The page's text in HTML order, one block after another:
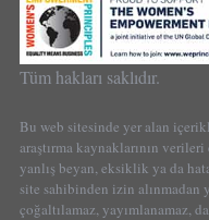
Tüm hakları saklıdır.
Bu web sitesinde yer alan
araştırma kaynaklarının
yanlış beyan, eksiklik ya da
site sahibinden izin
çoğaltılamaz, yayımlanamaz,